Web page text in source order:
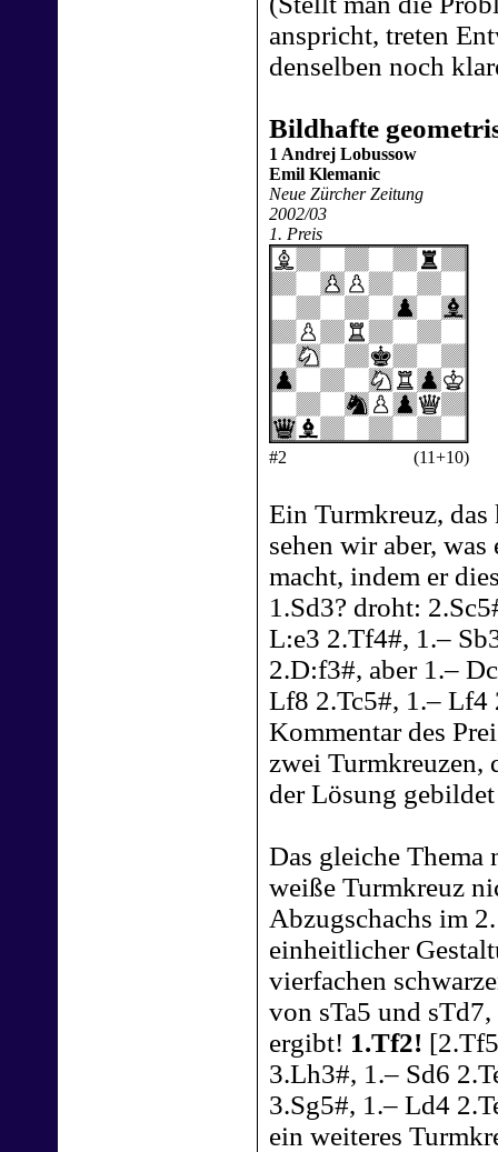
anspricht, treten
denselben noch
Bildhafte
1 Andrej Lobussow
Emil Klemanic
Neue Zürcher Zeitung
2002/03
1. Preis
#2 (11+10)
Ein Turmkreuz,
sehen wir aber,
macht, indem er
1.Sd3? droht:
L:e3 2.Tf4#, 1.–
2.D:f3#, aber 1.–
Lf8 2.Tc5#, 1.– Lf4
Kommentar des
zwei Turmkreuzen,
der Lösung
Das gleiche
weiße Turmkreuz
Abzugschachs im
einheitlicher
vierfachen
von sTa5 und
ergibt! 1.Tf2!
3.Lh3#, 1.– Sd6
3.Sg5#, 1.– Ld4
ein weiteres